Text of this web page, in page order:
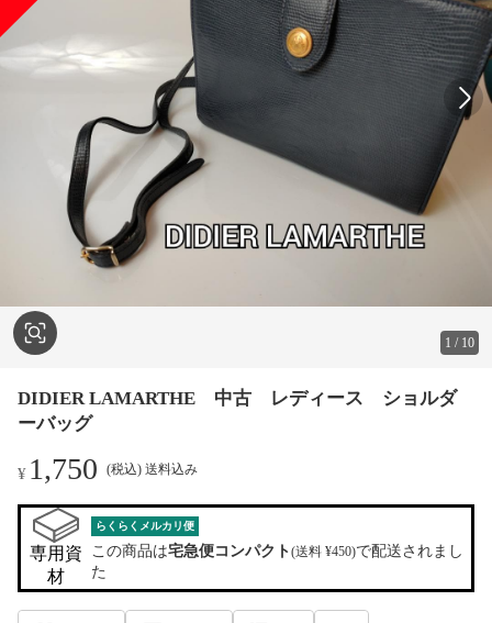
1 / 10
DIDIER LAMARTHE 中古 レディース ショルダ
ーバッグ
¥ 1,750 (税込) 送料込み
専用資
材
らくらくメルカリ便
この商品は宅急便コンパクト(送料 ¥450)で配送されまし
た